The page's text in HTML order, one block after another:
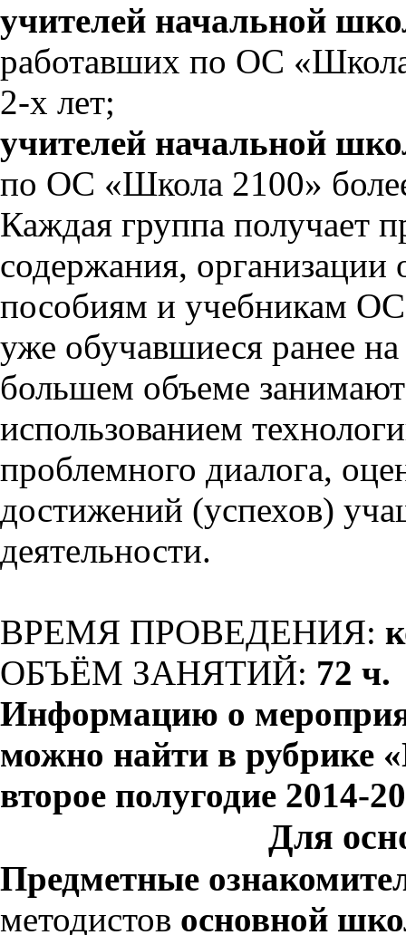
учителей начальной
работавших по ОС
2-х лет;
учителей начальной
по ОС «Школа 2100»
Каждая группа получает
содержания, организации
пособиям и учебникам
уже обучавшиеся ранее
большем объеме
использованием
проблемного диалога,
достижений (успехов)
деятельности.
ВРЕМЯ ПРОВЕДЕНИЯ:
ОБЪЁМ ЗАНЯТИЙ: 72 ч.
Информацию о
можно найти в рубрике
второе полугодие 2014-
Для
Предметные
методистов основной